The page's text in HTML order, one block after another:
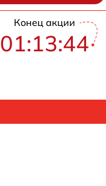
Конец акции
01:13:43